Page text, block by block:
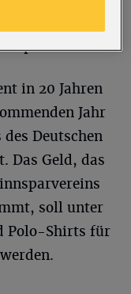
damit
Sparda-Bank.
in 20 Jahren
Jahr
Deutschen
Das Geld, das
soll unter
Polo-Shirts für